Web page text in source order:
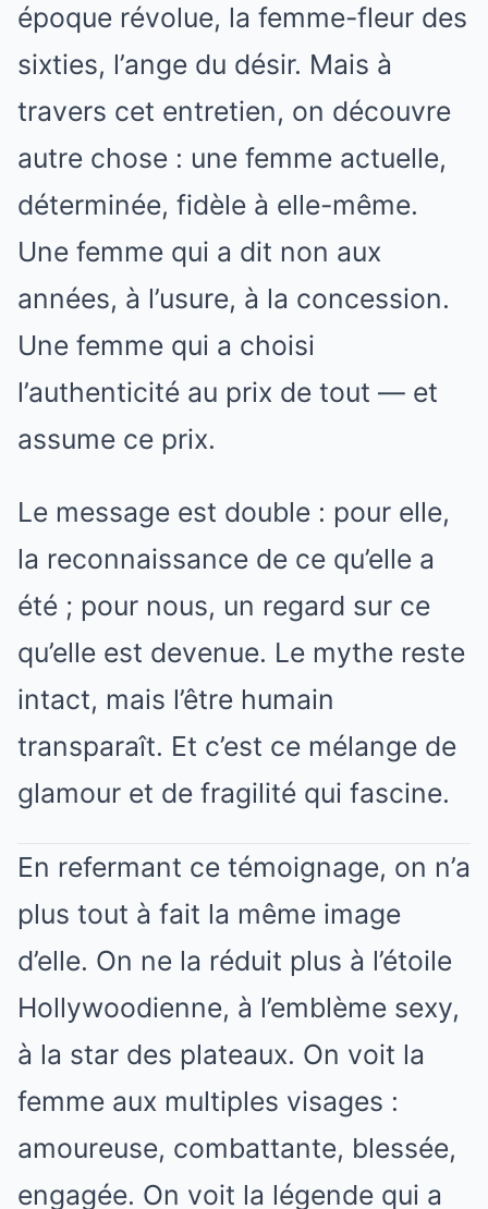
époque révolue, la femme-fleur des
sixties, l’ange du désir. Mais à
travers cet entretien, on découvre
autre chose : une femme actuelle,
déterminée, fidèle à elle-même.
Une femme qui a dit non aux
années, à l’usure, à la concession.
Une femme qui a choisi
l’authenticité au prix de tout — et
assume ce prix.
Le message est double : pour elle,
la reconnaissance de ce qu’elle a
été ; pour nous, un regard sur ce
qu’elle est devenue. Le mythe reste
intact, mais l’être humain
transparaît. Et c’est ce mélange de
glamour et de fragilité qui fascine.
En refermant ce témoignage, on n’a
plus tout à fait la même image
d’elle. On ne la réduit plus à l’étoile
Hollywoodienne, à l’emblème sexy,
à la star des plateaux. On voit la
femme aux multiples visages :
amoureuse, combattante, blessée,
engagée. On voit la légende qui a